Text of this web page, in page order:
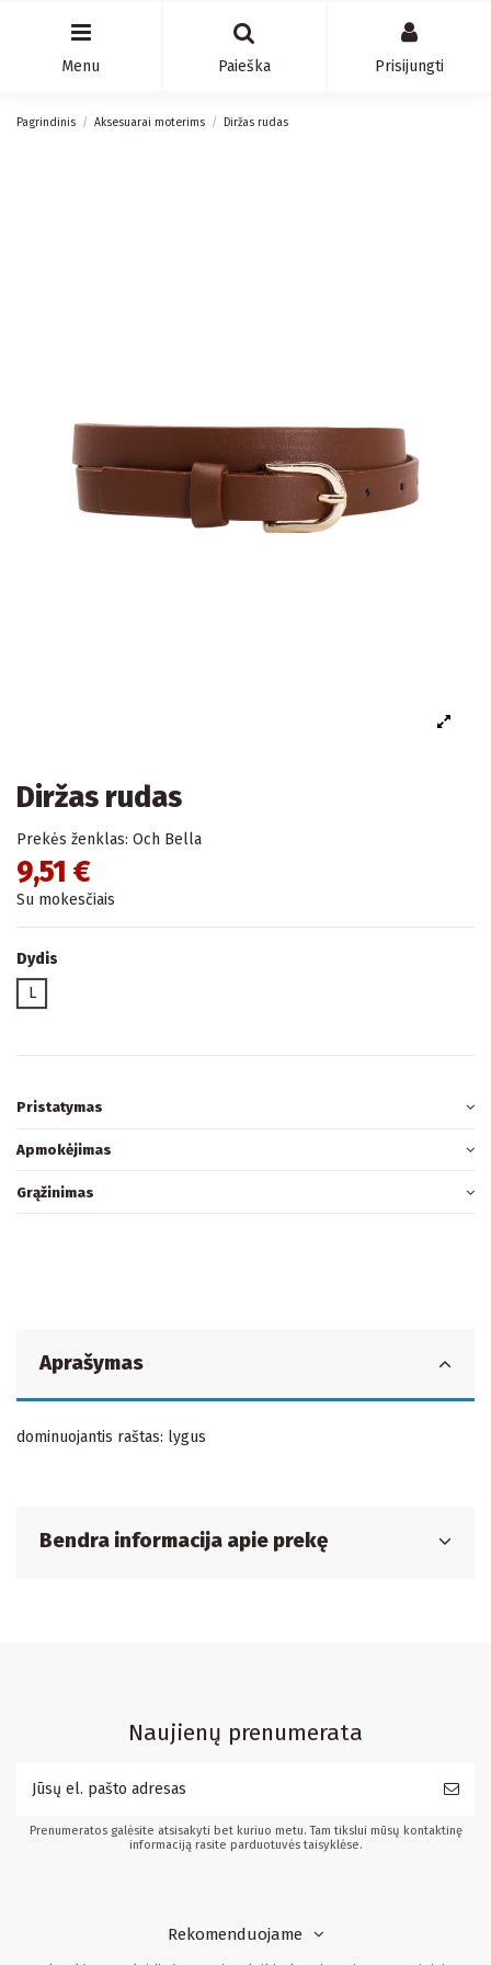
Menu Paieška Prisijungti
Pagrindinis Aksesuarai moterims Diržas rudas
Diržas rudas
Prekės ženklas: Och Bella
9,51 €
Su mokesčiais
Dydis
L
Pristatymas
Apmokėjimas
Grąžinimas
Aprašymas
dominuojantis raštas: lygus
Bendra informacija apie prekę
Naujienų prenumerata
Prenumeratos galėsite atsisakyti bet kuriuo metu. Tam tikslui mūsų kontaktinę
informaciją rasite parduotuvės taisyklėse.
Rekomenduojame